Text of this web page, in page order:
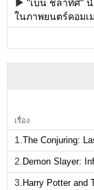
"เบน ชลาทิศ" น
ในภาพยนตร์คอมเ
เรื่อง
1. The Conjuring:
2. Demon Slayer:
3. Harry Potter and